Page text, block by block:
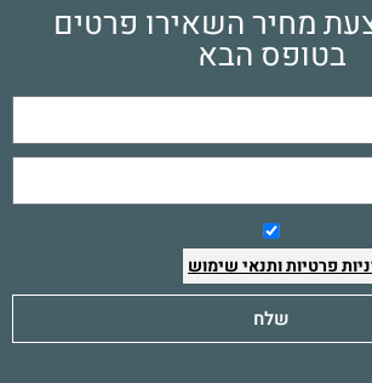
מחיר השאירו פרטים
בטופס הבא
פרטיותותנאי שימוש
שלח